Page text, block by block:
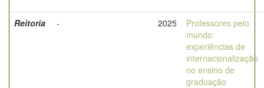
Reitoria - 2025
Professores pelo
mundo:
experiências de
internacionalização
no ensino de
graduação